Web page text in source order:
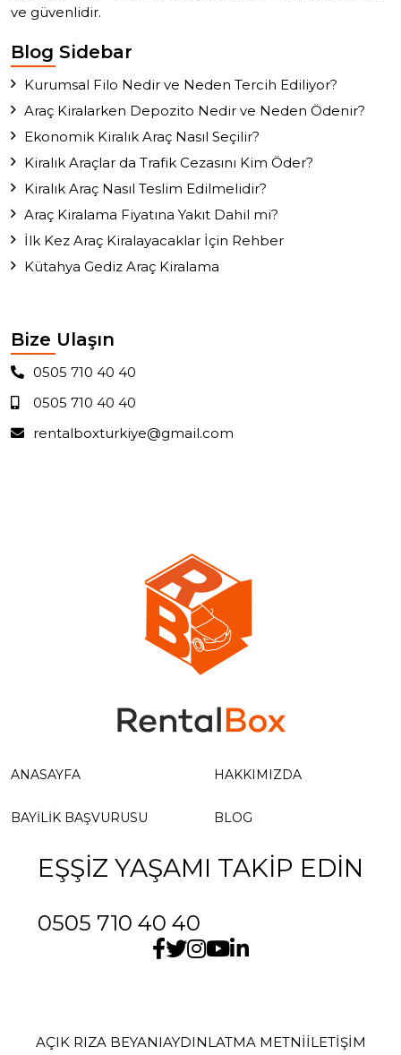
ve güvenlidir.
Blog Sidebar
Kurumsal Filo Nedir ve Neden Tercih Ediliyor?
Araç Kiralarken Depozito Nedir ve Neden Ödenir?
Ekonomik Kiralık Araç Nasıl Seçilir?
Kiralık Araçlar da Trafik Cezasını Kim Öder?
Kiralık Araç Nasıl Teslim Edilmelidir?
Araç Kiralama Fiyatına Yakıt Dahil mi?
İlk Kez Araç Kiralayacaklar İçin Rehber
Kütahya Gediz Araç Kiralama
Bize Ulaşın
0505 710 40 40
0505 710 40 40
rentalboxturkiye@gmail.com
ANASAYFA HAKKIMIZDA
BAYILIK BAŞVURUSU BLOG
EŞŞİZ YAŞAMI TAKİP EDİN
0505 710 40 40
AÇIK RIZA BEYANIAYDINLATMA METNİİLETIŞIM